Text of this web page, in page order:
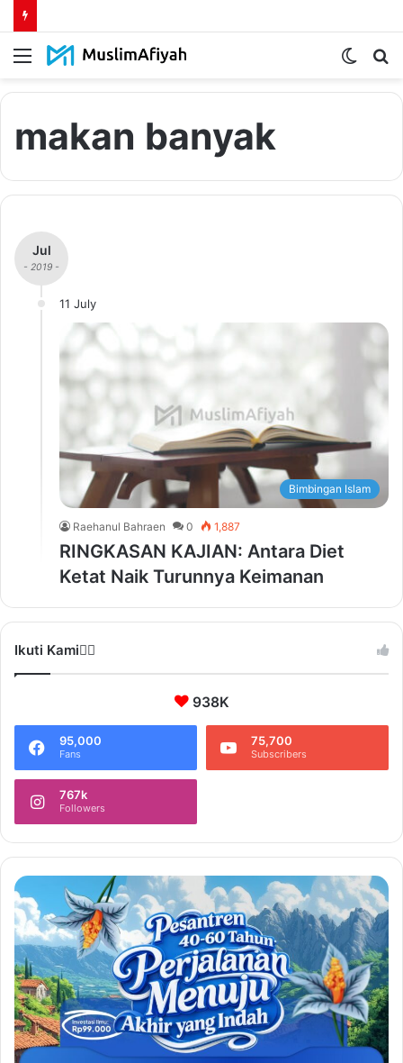
Menu
Switch
makan banyak
Jul
- 2019 -
11 July
Bimbingan Islam
Raehanul Bahraen 0 1,887
RINGKASAN KAJIAN: Antara Diet
Ketat Naik Turunnya Keimanan
Ikuti Kami❤️‍🔥
938K
95,000
Fans
75,700
Subscribers
767k
Followers